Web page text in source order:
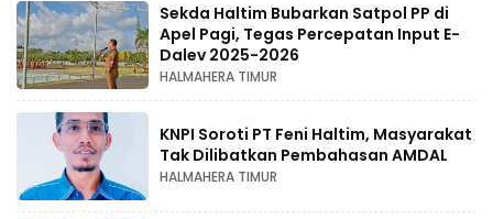
Sekda Haltim Bubarkan Satpol PP di
Apel Pagi, Tegas Percepatan Input E-
Dalev 2025-2026
HALMAHERA TIMUR
KNPI Soroti PT Feni Haltim, Masyarakat
Tak Dilibatkan Pembahasan AMDAL
HALMAHERA TIMUR